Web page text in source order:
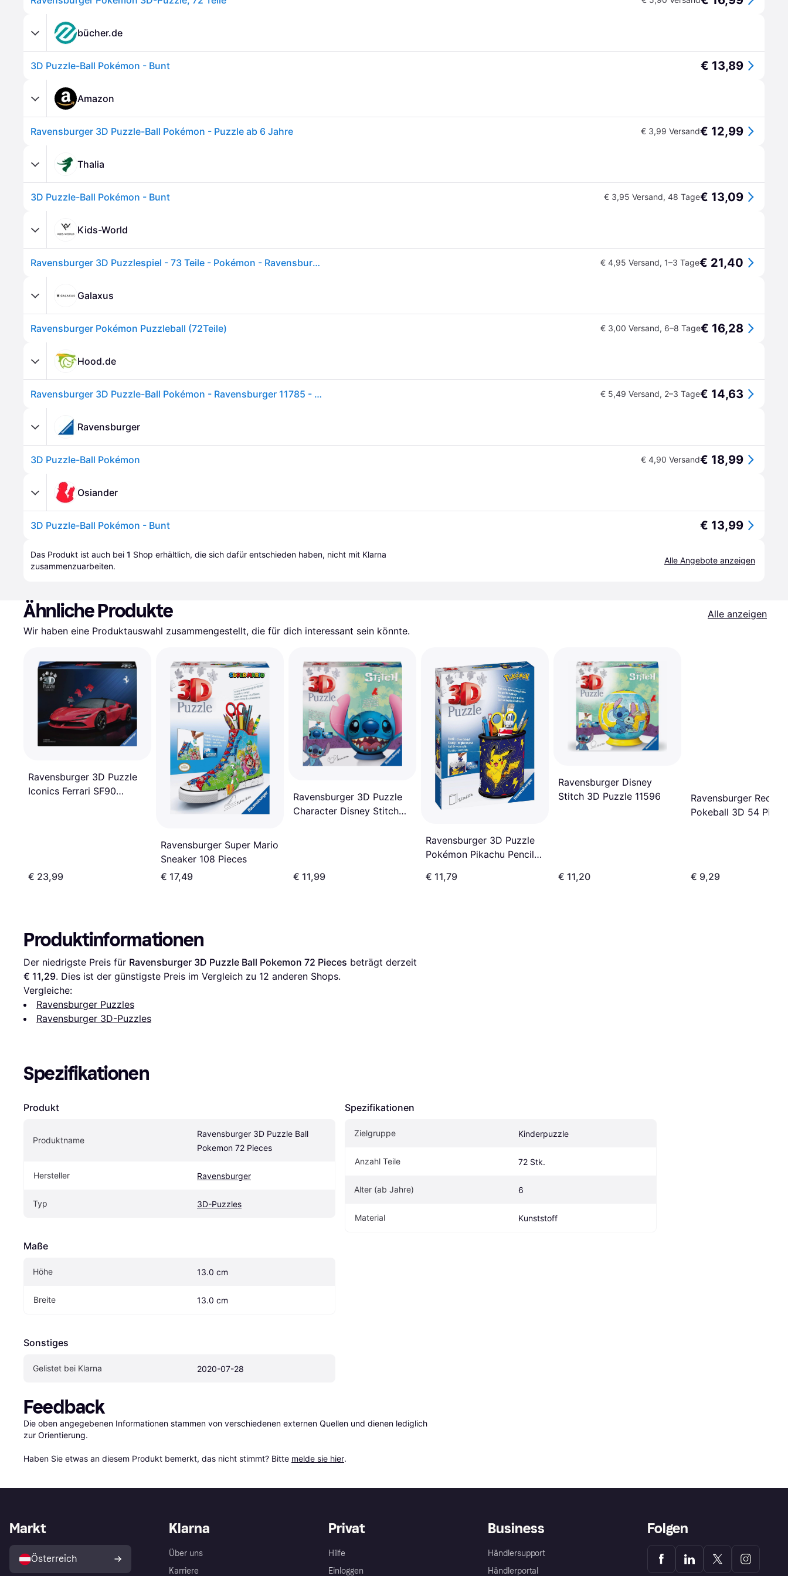
bücher.de
3D Puzzle-Ball Pokémon - Bunt € 13,89
Amazon
Ravensburger 3D Puzzle-Ball Pokémon - Puzzle ab 6 Jahre € 3,99 Versand€ 12,99
Thalia
3D Puzzle-Ball Pokémon - Bunt € 3,95 Versand, 48 Tage€ 13,09
Kids-World
Ravensburger 3D Puzzlespiel - 73 Teile - Pokémon - Ravensburger - One Size - Puzzlespiele € 4,95 Versand, 1–3 Tage€ 21,40
Galaxus
Ravensburger Pokémon Puzzleball (72Teile) € 3,00 Versand, 6–8 Tage€ 16,28
Hood.de
Ravensburger 3D Puzzle-Ball Pokémon - Ravensburger 11785 - (An € 5,49 Versand, 2–3 Tage€ 14,63
Ravensburger
3D Puzzle-Ball Pokémon € 4,90 Versand€ 18,99
Osiander
3D Puzzle-Ball Pokémon - Bunt € 13,99
Das Produkt ist auch bei 1 Shop erhältlich, die sich dafür entschieden haben, nicht mit Klarna
zusammenzuarbeiten.
Alle Angebote anzeigen
Ähnliche Produkte
Alle anzeigen
Wir haben eine Produktauswahl zusammengestellt, die für dich interessant sein könnte.
Ravensburger 3D Puzzle
Iconics Ferrari SF90
€ 23,99
Ravensburger Super Mario
Sneaker 108 Pieces
€ 17,49
Ravensburger 3D Puzzle
Character Disney Stitch
€ 11,99
Ravensburger 3D Puzzle
Pokémon Pikachu Pencil
€ 11,79
Ravensburger Disney
Stitch 3D Puzzle 11596
€ 11,20
Ravensburger Red
Pokeball 3D 54
€ 9,29
Produktinformationen
Der niedrigste Preis für Ravensburger 3D Puzzle Ball Pokemon 72 Pieces
€ 11,29. Dies ist der günstigste Preis im Vergleich zu 12 anderen Shops.
Vergleiche:
Ravensburger Puzzles
Ravensburger 3D-Puzzles
Spezifikationen
Produkt
Produktname
Ravensburger 3D Puzzle Ball
Pokemon 72 Pieces
Hersteller Ravensburger
Typ 3D-Puzzles
Maße
Höhe 13.0 cm
Breite 13.0 cm
Sonstiges
Gelistet bei Klarna 2020-07-28
Spezifikationen
Zielgruppe Kinderpuzzle
Anzahl Teile 72 Stk.
Alter (ab Jahre) 6
Material Kunststoff
Feedback
Die oben angegebenen Informationen stammen von verschiedenen externen Quellen und dienen lediglich
zur Orientierung.
Haben Sie etwas an diesem Produkt bemerkt, das nicht stimmt? Bitte melde sie hier.
Klarna
Über uns
Karriere
Privat
Hilfe
Einloggen
Business
Händlersupport
Händlerportal
Markt
Österreich
Folgen